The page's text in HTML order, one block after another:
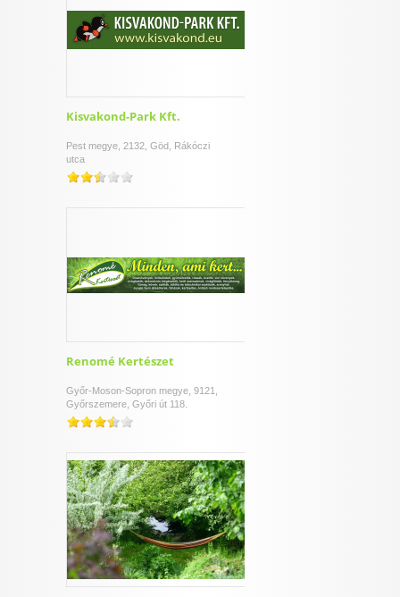
Kisvakond-Park Kft.
Pest megye, 2132, Göd, Rákóczi
utca
Renomé Kertészet
Győr-Moson-Sopron megye, 9121,
Győrszemere, Győri út 118.